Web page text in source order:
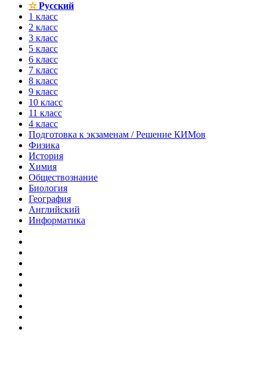
✫Русский
1 класс
2 класс
3 класс
5 класс
6 класс
7 класс
8 класс
9 класс
10 класс
11 класс
4 класс
Подготовка к экзаменам / Решение КИМов
Физика
История
Химия
Обществознание
Биология
География
Английский
Информатика